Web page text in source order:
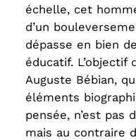
échelle, cet
d’un
dépasse en bien
éducatif.
Auguste Bébian,
éléments
pensée, n’est pas
mais au contraire